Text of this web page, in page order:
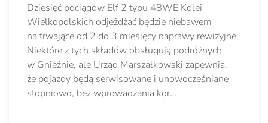
Dziesięć pociągów Elf 2 typu 48WE Kolei
Wielkopolskich odjeżdżać będzie niebawem
na trwające od 2 do 3 miesięcy naprawy rewizyjne.
Niektóre z tych składów obsługują podróżnych
w Gnieźnie, ale Urząd Marszałkowski zapewnia,
że pojazdy będą serwisowane i unowocześniane
stopniowo, bez wprowadzania kor…